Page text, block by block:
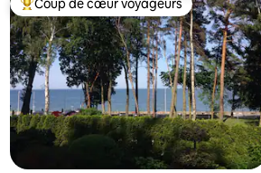
moyenne sur la base de 4
Coups de cœur voyageurs les plus
Coup de cœur voyageurs